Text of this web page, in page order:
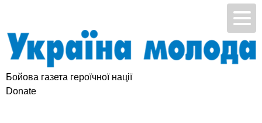
Бойова газета героїчної нації
Donate